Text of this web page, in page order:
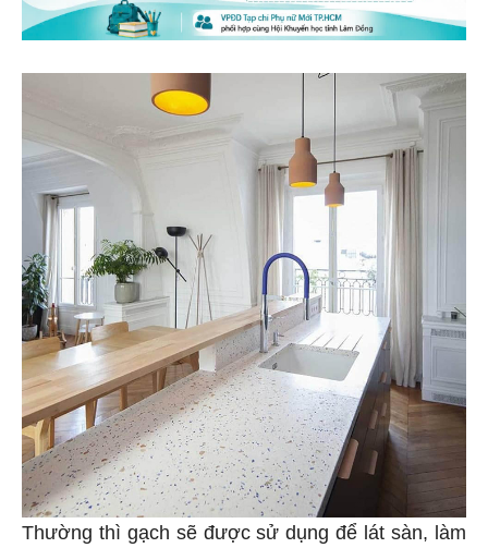
Thường thì gạch sẽ được sử dụng để lát sàn, làm